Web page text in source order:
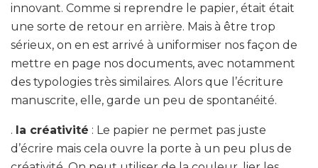
innovant. Comme si reprendre le papier, était était
une sorte de retour en arrière. Mais à être trop
sérieux, on en est arrivé à uniformiser nos façon de
mettre en page nos documents, avec notamment
des typologies très similaires. Alors que l’écriture
manuscrite, elle, garde un peu de spontanéité.
. la créativité : Le papier ne permet pas juste
d’écrire mais cela ouvre la porte à un peu plus de